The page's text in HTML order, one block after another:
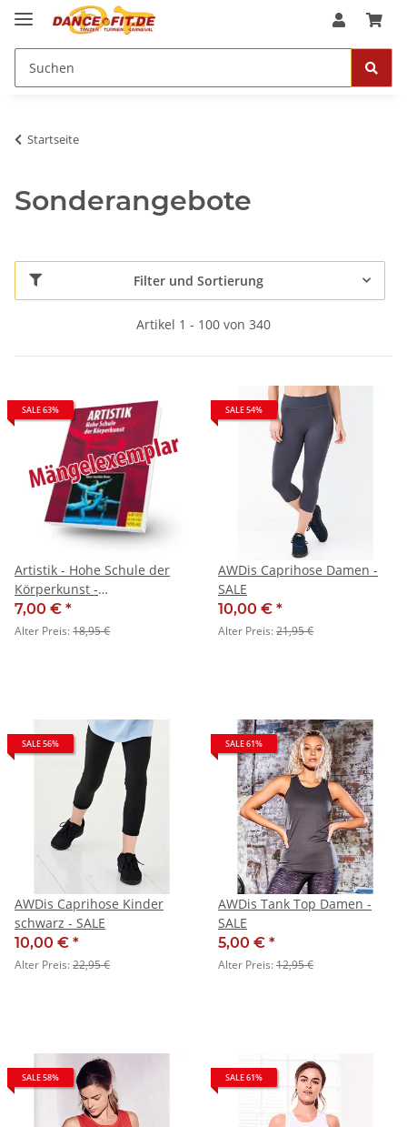
Startseite
Sonderangebote
Filter und Sortierung
Artikel 1 - 100 von 340
SALE 63%
Artistik - Hohe Schule der
Körperkunst -
Mängelexemplar
7,00 € *
Alter Preis:18,95 €
SALE 54%
AWDis Caprihose Damen -
SALE
10,00 € *
Alter Preis:21,95 €
SALE 56%
AWDis Caprihose Kinder
schwarz - SALE
10,00 € *
Alter Preis:22,95 €
SALE 61%
AWDis Tank Top Damen -
SALE
5,00 € *
Alter Preis:12,95 €
SALE 58% SALE 61%